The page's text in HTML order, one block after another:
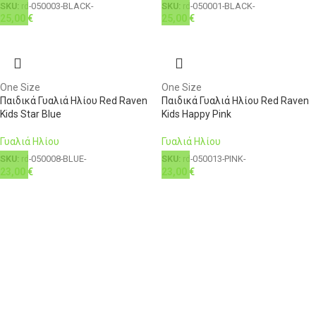
SKU: rd-050003-BLACK-
25,00 €
SKU: rd-050001-BLACK-
25,00 €
One Size
Παιδικά Γυαλιά Ηλίου Red Raven
Kids Star Blue
Γυαλιά Ηλίου
SKU: rd-050008-BLUE-
23,00 €
One Size
Παιδικά Γυαλιά Ηλίου Red Raven
Kids Happy Pink
Γυαλιά Ηλίου
SKU: rd-050013-PINK-
23,00 €